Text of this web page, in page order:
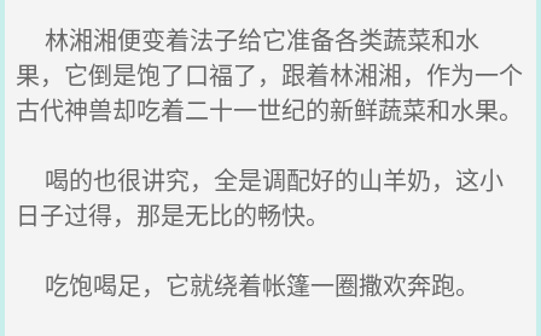
林湘湘便变着法子给它准备各类蔬菜和水
果，它倒是饱了口福了，跟着林湘湘，作为一个
古代神兽却吃着二十一世纪的新鲜蔬菜和水果。
喝的也很讲究，全是调配好的山羊奶，这小
日子过得，那是无比的畅快。
吃饱喝足，它就绕着帐篷一圈撒欢奔跑。